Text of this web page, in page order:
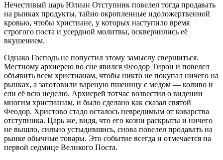
Нечестивый царь Юлиан Отступник повелел тогда продавать
на рынках продукты, тайно окропленные идоложертвенной
кровью, чтобы христиане, у которых наступило время
строгого поста и усердной молитвы, осквернились её
вкушением.
Однако Господь не попустил этому замыслу свершиться.
Местному архиерею во сне явился Феодор Тирон и повелел
объявить всем христианам, чтобы никто не покупал ничего на
рынках, а заготовили вареную пшеницу с медом — коливо и
ели её всю неделю. Архиерей тотчас возвестил о видении
многим христианам, и было сделано как сказал святой
Феодор. Христово стадо осталось невредимым от коварства
отступника. Царь же, видя, что его козни раскрыты и ничего
не вышло, сильно устыдившись, снова повелел продавать на
рынке обычные товары. Это событие всегда и отмечается на
первой седмице Великого Поста.